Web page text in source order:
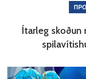
Ítarleg skoðun